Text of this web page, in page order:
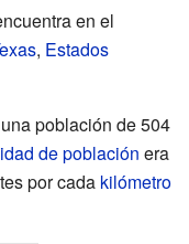
en el
, Estados
población de 504
de población era
por cada kilómetro